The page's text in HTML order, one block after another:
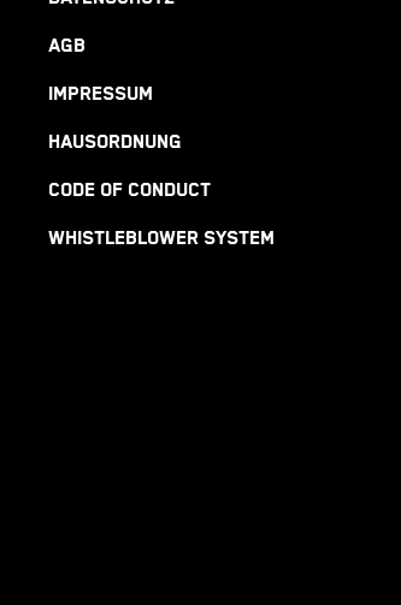
AGB
IMPRESSUM
HAUSORDNUNG
CODE OF CONDUCT
WHISTLEBLOWER SYSTEM